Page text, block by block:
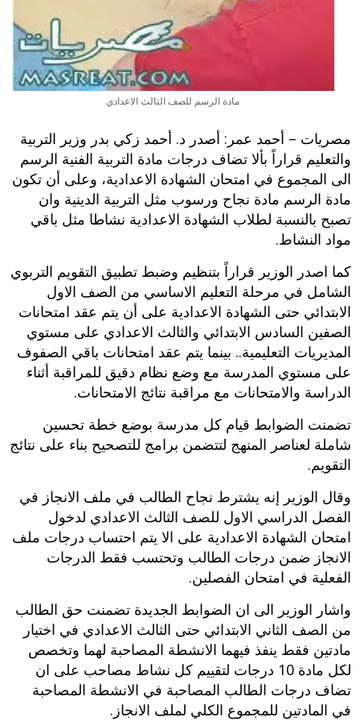
مادة الرسم للصف الثالث الاعدادي
مصريات – أحمد عمر: أصدر د. أحمد زكي بدر وزير التربية
والتعليم قراراً بألا تضاف درجات مادة التربية الفنية الرسم
الى المجموع في امتحان الشهادة الاعدادية، وعلى أن تكون
مادة الرسم مادة نجاح ورسوب مثل التربية الدينية وان
تصبح بالنسبة لطلاب الشهادة الاعدادية نشاطا مثل باقي
مواد النشاط.
كما اصدر الوزير قراراً بتنظيم وضبط تطبيق التقويم التربوي
الشامل في مرحلة التعليم الاساسي من الصف الاول
الابتدائي حتى الشهادة الاعدادية على أن يتم عقد امتحانات
الصفين السادس الابتدائي والثالث الاعدادي على مستوي
المديريات التعليمية.. بينما يتم عقد امتحانات باقي الصفوف
على مستوي المدرسة مع وضع نظام دقيق للمراقبة أثناء
الدراسة والامتحانات مع مراقبة نتائج الامتحانات.
تضمنت الضوابط قيام كل مدرسة بوضع خطة تحسين
شاملة لعناصر المنهج لتتضمن برامج للتصحيح بناء على نتائج
التقويم.
وقال الوزير إنه يشترط نجاح الطالب في ملف الانجاز في
الفصل الدراسي الاول للصف الثالث الاعدادي لدخول
امتحان الشهادة الاعدادية على الا يتم احتساب درجات ملف
الانجاز ضمن درجات الطالب وتحتسب فقط الدرجات
الفعلية في امتحان الفصلين.
واشار الوزير الى ان الضوابط الجديدة تضمنت حق الطالب
من الصف الثاني الابتدائي حتى الثالث الاعدادي في اختيار
مادتين فقط ينفذ فيهما الانشطة المصاحبة لهما وتخصص
لكل مادة 10 درجات لتقييم كل نشاط مصاحب على ان
تضاف درجات الطالب المصاحبة في الانشطة المصاحبة
في المادتين للمجموع الكلي لملف الانجاز.